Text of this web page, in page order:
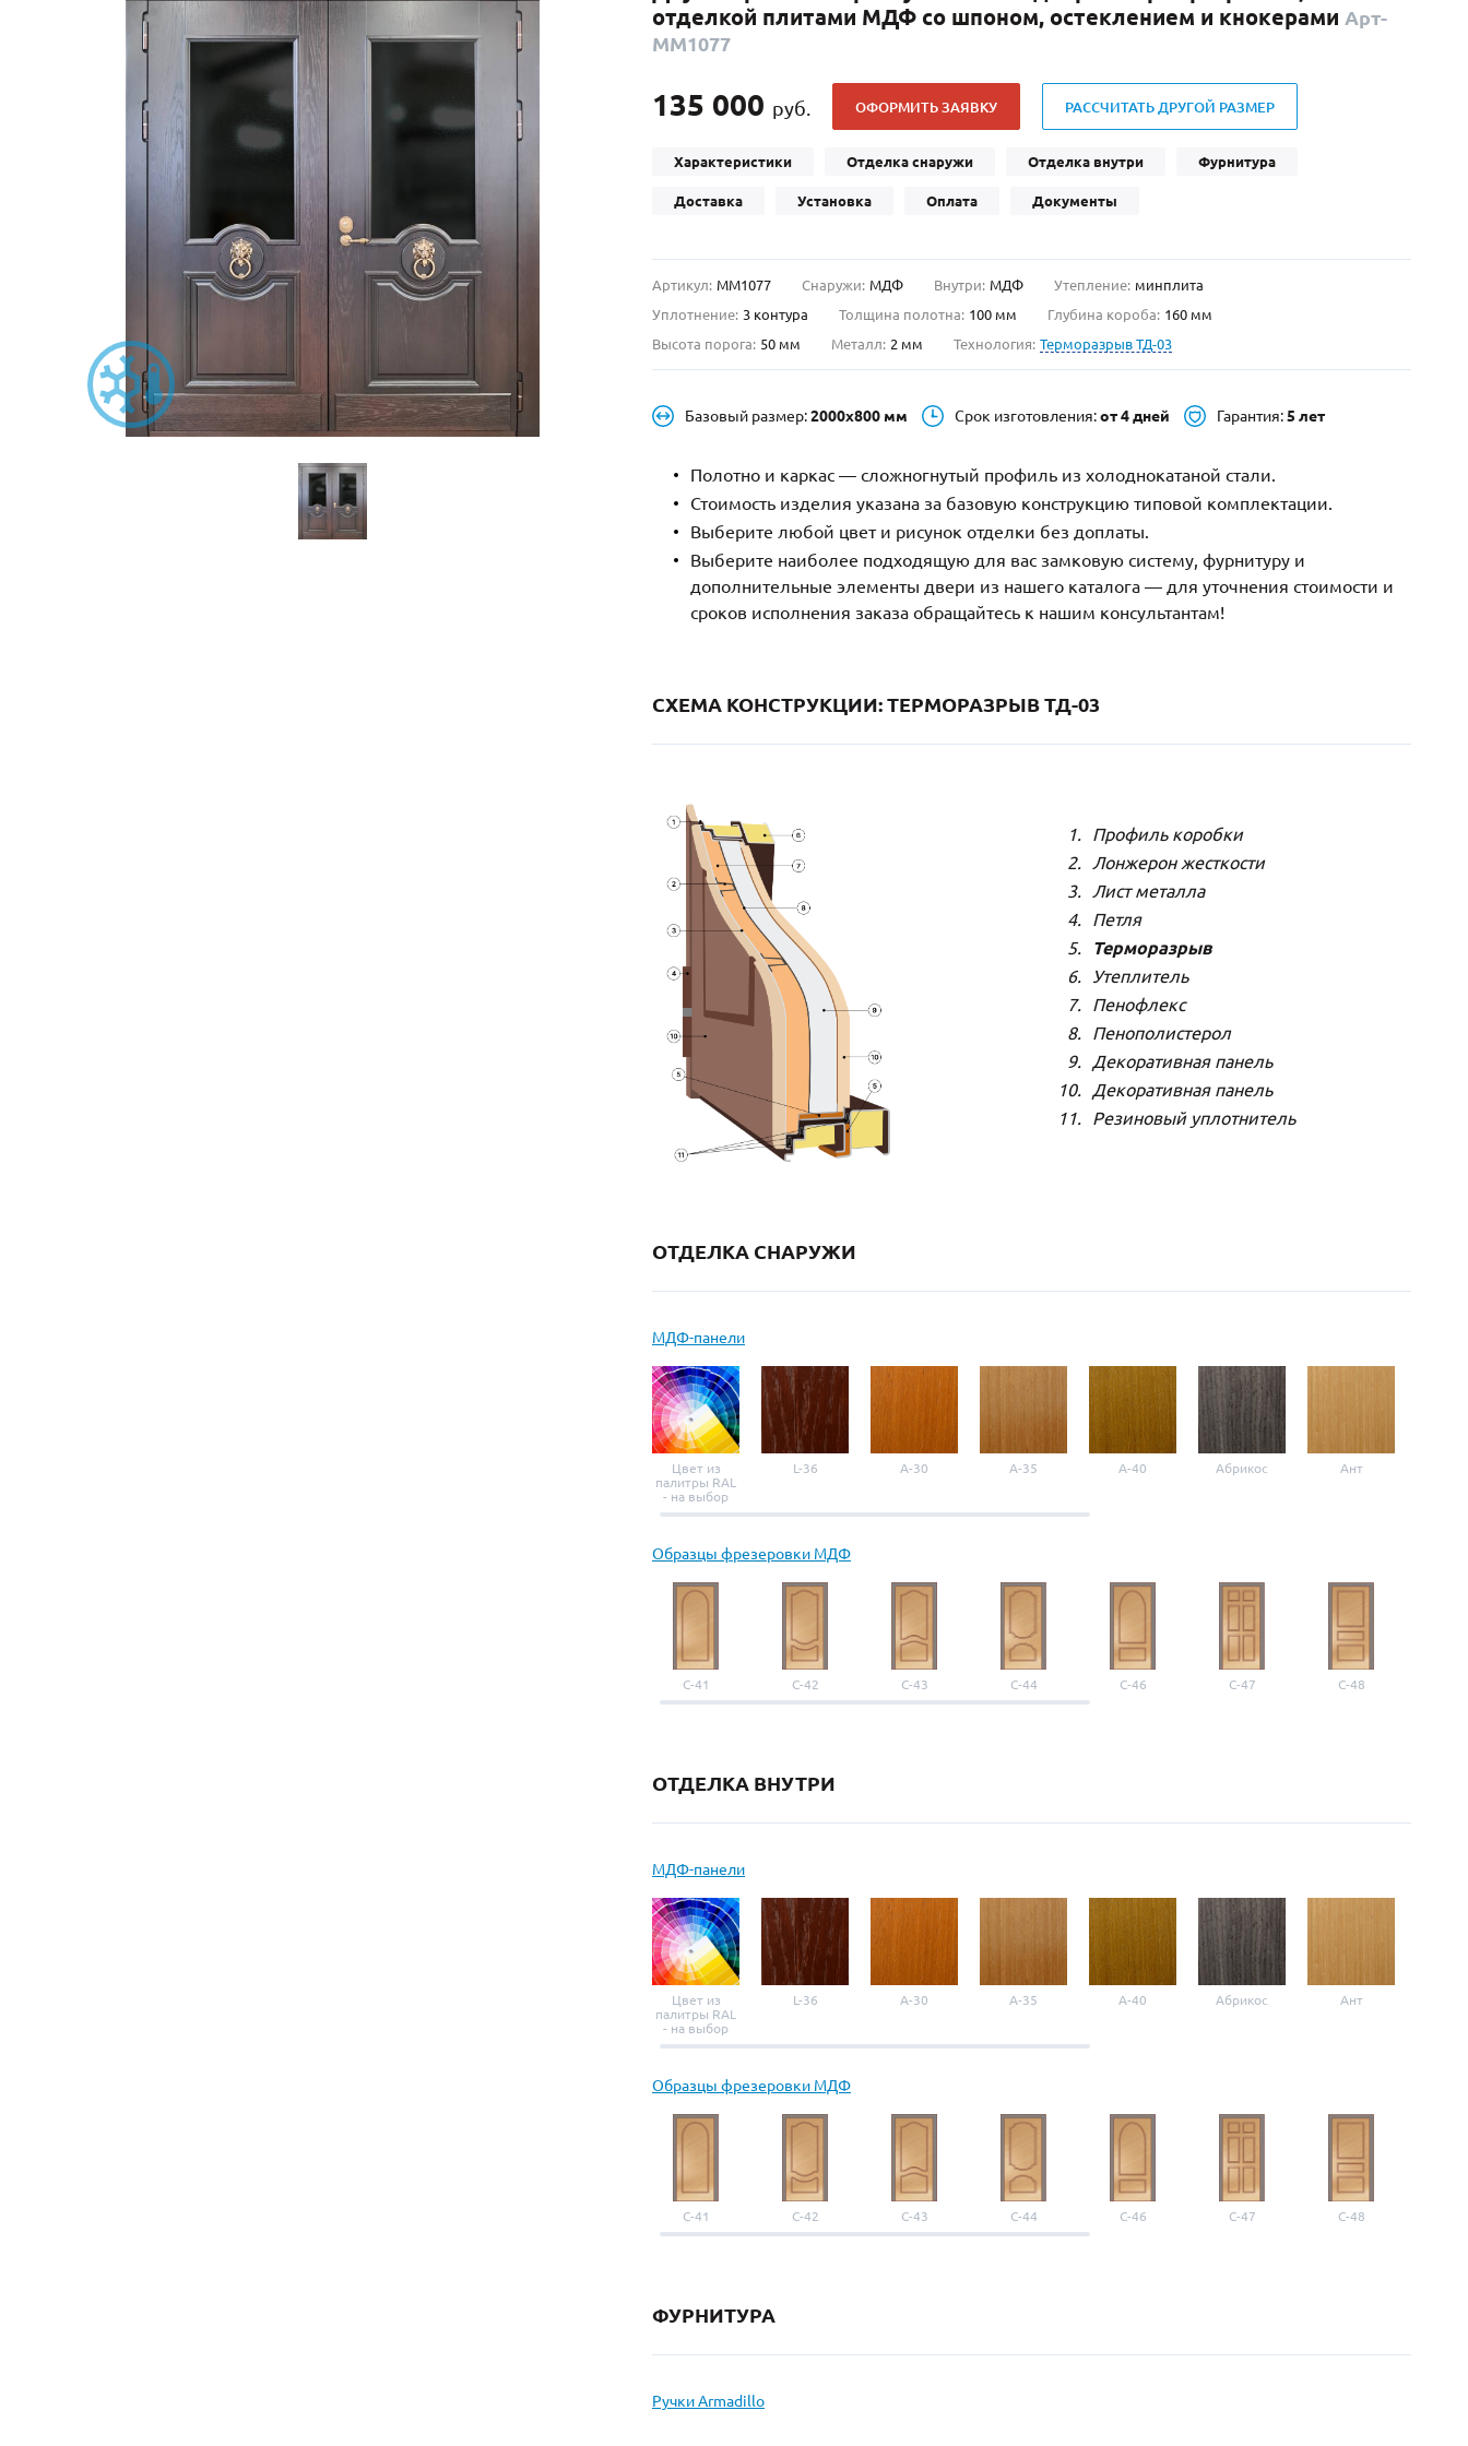
С зеркалом
С выдавленным рисунком
(108)
С геометрическим рисунком
С реечным дизайном
Для магазина (49)
Для электрощитовой
С отбойником(91)
(73)
С карнизом
Нестандартные (479)
С фрамугой(265)
С внутренним открыванием(2)
отделкой плитами МДФ со шпоном, остеклением и кнокерами Арт-
ММ1077
135 000 руб. ОФОРМИТЬ ЗАЯВКУ РАССЧИТАТЬ ДРУГОЙ РАЗМЕР
Характеристики Отделка снаружи Отделка внутри Фурнитура
Доставка Установка Оплата Документы
Артикул: ММ1077 Снаружи: МДФ Внутри: МДФ Утепление: минплита
Уплотнение: 3 контура Толщина полотна: 100 мм Глубина короба: 160 мм
Высота порога: 50 мм Металл: 2 мм Технология: Терморазрыв ТД-03
Базовый размер:2000х800 мм Срок изготовления:от 4 дней Гарантия:5 лет
Полотно и каркас — сложногнутый профиль из холоднокатаной стали.
Стоимость изделия указана за базовую конструкцию типовой комплектации.
Выберите любой цвет и рисунок отделки без доплаты.
Выберите наиболее подходящую для вас замковую систему, фурнитуру и
дополнительные элементы двери из нашего каталога — для уточнения стоимости и
сроков исполнения заказа обращайтесь к нашим консультантам!
СХЕМА КОНСТРУКЦИИ: ТЕРМОРАЗРЫВ ТД-03
Профиль коробки
Лонжерон жесткости
Лист металла
Петля
Терморазрыв
Утеплитель
Пенофлекс
Пенополистерол
Декоративная панель
Декоративная панель
Резиновый уплотнитель
ОТДЕЛКА СНАРУЖИ
МДФ-панели
Цвет из
палитры RAL
- на выбор
L-36 A-30 A-35 A-40 Абрикос Ант
Образцы фрезеровки МДФ
С-41 С-42 С-43 С-44 С-46 С-47 С-48
ОТДЕЛКА ВНУТРИ
МДФ-панели
Цвет из
палитры RAL
- на выбор
L-36 A-30 A-35 A-40 Абрикос Ант
Образцы фрезеровки МДФ
С-41 С-42 С-43 С-44 С-46 С-47 С-48
ФУРНИТУРА
Ручки Armadillo